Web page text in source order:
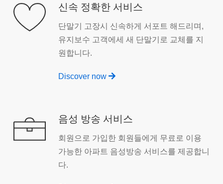
신속 정확한 서비스
단말기 고장시 신속하게 서포트 해드리며,
유지보수 고객에세 새 단말기로 교체를 지
원합니다.
Discover now
음성 방송 서비스
회원으로 가입한 회원들에게 무료로 이용
가능한 아파트 음성방송 서비스를 제공합니
다.